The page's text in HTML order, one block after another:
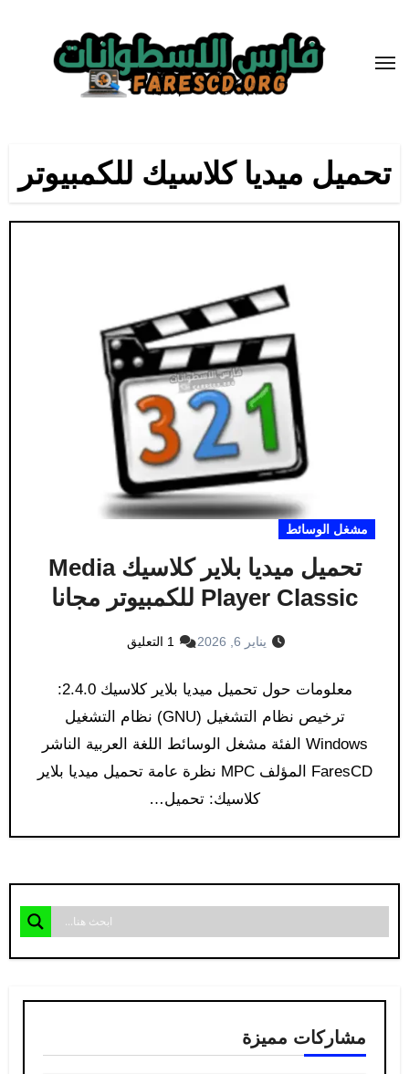
المحتوى
تحميل ميديا كلاسيك للكمبيوتر
مشغل الوسائط
تحميل ميديا بلاير كلاسيك Media
Player Classic للكمبيوتر مجانا
يناير 6, 2026 1 التعليق
معلومات حول تحميل ميديا بلاير كلاسيك 2.4.0:
ترخيص نظام التشغيل (GNU) نظام التشغيل
Windows الفئة مشغل الوسائط اللغة العربية الناشر
FaresCD المؤلف MPC نظرة عامة تحميل ميديا بلاير
كلاسيك: تحميل…
مشاركات مميزة